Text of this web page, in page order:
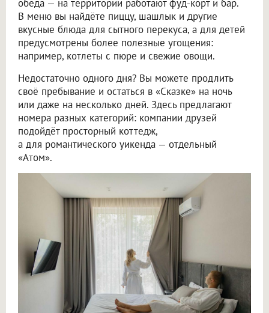
обеда — на территории работают фуд-корт и бар.
В меню вы найдёте пиццу, шашлык и другие
вкусные блюда для сытного перекуса, а для детей
предусмотрены более полезные угощения:
например, котлеты с пюре и свежие овощи.
Недостаточно одного дня? Вы можете продлить
своё пребывание и остаться в «Сказке» на ночь
или даже на несколько дней. Здесь предлагают
номера разных категорий: компании друзей
подойдёт просторный коттедж,
а для романтического уикенда — отдельный
«Атом».